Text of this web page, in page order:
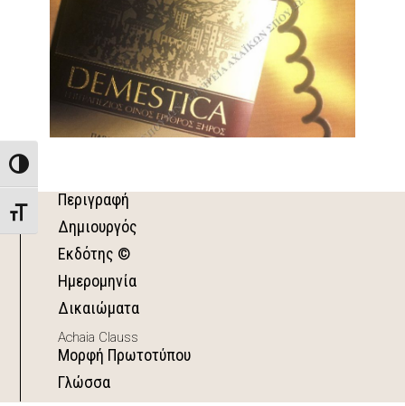
Toggle High Contrast
Toggle Font size
Περιγραφή
Δημιουργός
Εκδότης ©
Ημερομηνία
Δικαιώματα
Achaia Clauss
Μορφή Πρωτοτύπου
Γλώσσα